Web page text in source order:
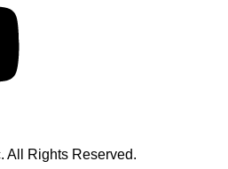
All Rights Reserved.